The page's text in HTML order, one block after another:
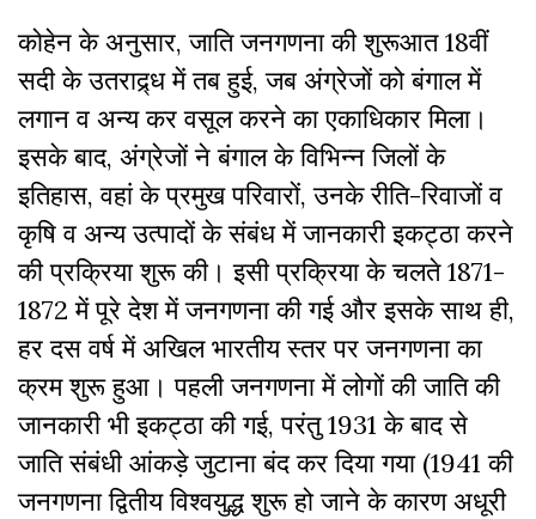
कोहेन के अनुसार, जाति जनगणना की शुरूआत 18वीं
सदी के उतराद्र्ध में तब हुई, जब अंग्रेजों को बंगाल में
लगान व अन्य कर वसूल करने का एकाधिकार मिला।
इसके बाद, अंग्रेजों ने बंगाल के विभिन्न जिलों के
इतिहास, वहां के प्रमुख परिवारों, उनके रीति-रिवाजों व
कृषि व अन्य उत्पादों के संबंध में जानकारीइकट्ठाकरने
की प्रक्रिया शुरू की। इसी प्रक्रिया के चलते 1871-
1872 में पूरे देश में जनगणना की गई और इसके साथ ही,
हर दस वर्ष में अखिल भारतीय स्तर पर जनगणना का
क्रम शुरू हुआ। पहली जनगणना में लोगों की जाति की
जानकारी भीइकट्ठाकी गई, परंतु 1931 के बाद से
जाति संबंधी आंकड़े जुटाना बंद कर दिया गया (1941 की
जनगणना द्वितीय विश्वयुद्ध शुरू हो जाने के कारण अधूरी